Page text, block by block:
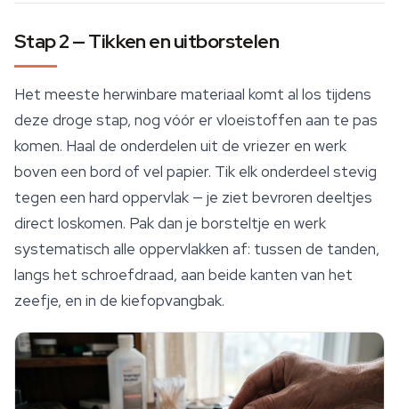
Stap 2 — Tikken en uitborstelen
Het meeste herwinbare materiaal komt al los tijdens
deze droge stap, nog vóór er vloeistoffen aan te pas
komen. Haal de onderdelen uit de vriezer en werk
boven een bord of vel papier. Tik elk onderdeel stevig
tegen een hard oppervlak — je ziet bevroren deeltjes
direct loskomen. Pak dan je borsteltje en werk
systematisch alle oppervlakken af: tussen de tanden,
langs het schroefdraad, aan beide kanten van het
zeefje, en in de kiefopvangbak.